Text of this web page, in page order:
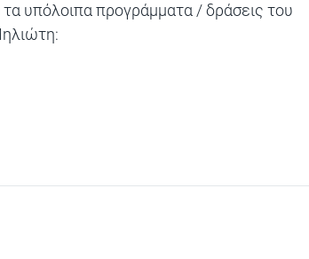
υπόλοιπα προγράμματα / δράσεις του